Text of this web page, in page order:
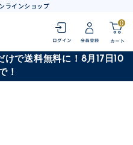
ラインショップ
0
で送料無料に！8月17日10
！